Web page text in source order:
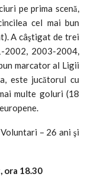
pe prima scenă,
cel mai bun
A câştigat de trei
2002, 2003-2004,
marcator al Ligii
este jucătorul cu
multe goluri (18
– 26 ani şi
ora 18.30